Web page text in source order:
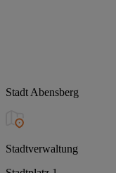
Stadt Abensberg
Stadtverwaltung